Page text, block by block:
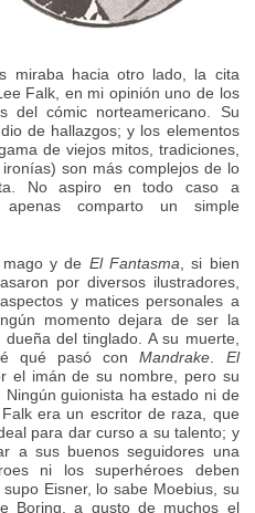
miraba hacia otro lado, la cita
Falk, en mi opinión uno de los
del cómic norteamericano. Su
de hallazgos; y los elementos
de viejos mitos, tradiciones,
son más complejos de lo
No aspiro en todo caso a
comparto un simple
y de El Fantasma , si bien
por diversos ilustradores,
y matices personales a
momento dejara de ser la
del tinglado. A su muerte,
qué pasó conMandrake
El
el imán de su nombre, pero su
guionista ha estado ni de
era un escritor de raza, que
para dar curso a su talento; y
a sus buenos seguidores una
ni los superhéroes deben
Eisner, lo sabe Moebius, su
Boring, a gusto de muchos el